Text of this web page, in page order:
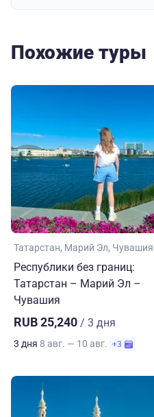
Похожие туры
Татарстан Марий Эл Чувашия
Республики без границ:
Татарстан – Марий Эл –
Чувашия
RUB 25,240 / 3 дня
3 дня 8 авг. — 10 авг. +3